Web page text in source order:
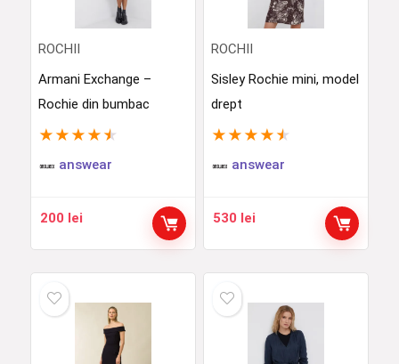
ROCHII
Armani Exchange –
Rochie din bumbac
★ ★ ★ ★ ★
answear
200 lei
ROCHII
Sisley Rochie mini, model
drept
★ ★ ★ ★ ★
answear
530 lei